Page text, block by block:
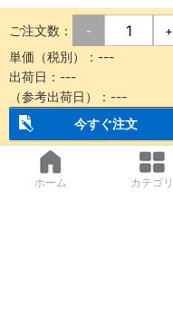
ご注文数： - +
単価（税別）： ---
出荷日： ---
（参考出荷日）： ---
今すぐ注文
ホーム カテゴリ